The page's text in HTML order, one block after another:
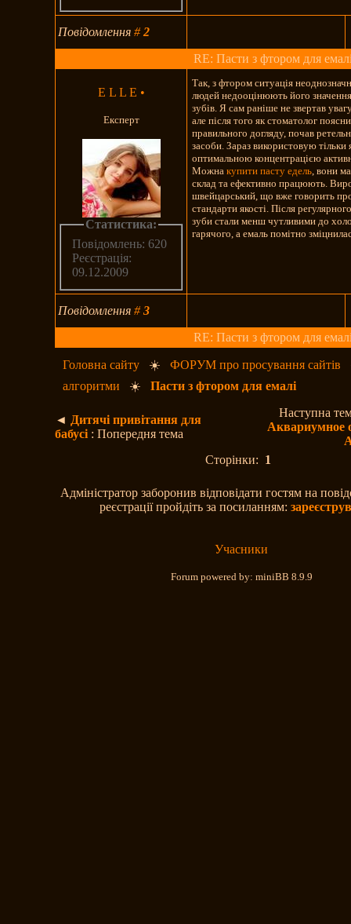
Повідомлення#2
RE: Пасти з фтором для
E L L E •
Експерт
Статистика:
Повідомлень: 620
Реєстрація:
09.12.2009
Так, з фтором ситуація
людей недооцінюють його
зубів. Я сам раніше не звертав
але після того як стоматолог
правильного догляду, почав
засоби. Зараз використовую тільки
оптимальною концентрацією
Можнакупити пасту едель , вони
склад та ефективно працюють.
швейцарський, що вже говорить
стандарти якості. Після
зуби стали менш чутливими до
гарячого, а емаль помітно
Повідомлення#3
RE: Пасти з фтором для
Головна сайту ☀️ФОРУМ про просування сайтів
алгоритми
☀️Пасти з фтором для емалі
◄ Дитячі привітання для
бабусі : Попередня тема
Наступна
Аквариумное
Сторінки: 1
Адміністратор заборонив відповідати гостям на
реєстрації пройдіть за посиланням:
Учасники
Forum powered by: miniBB 8.9.9